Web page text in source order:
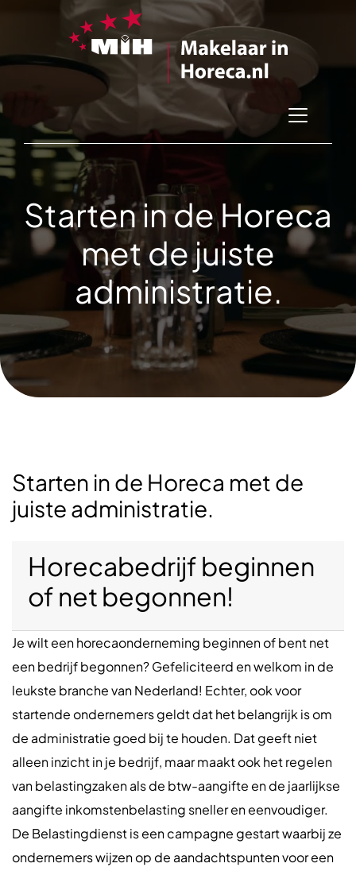
Starten in de Horeca
met de juiste
administratie.
Starten in de Horeca met de
juiste administratie.
Horecabedrijf beginnen
of net begonnen!
Je wilt een horecaonderneming beginnen of bent net
een bedrijf begonnen? Gefeliciteerd en welkom in de
leukste branche van Nederland! Echter, ook voor
startende ondernemers geldt dat het belangrijk is om
de administratie goed bij te houden. Dat geeft niet
alleen inzicht in je bedrijf, maar maakt ook het regelen
van belastingzaken als de btw-aangifte en de jaarlijkse
aangifte inkomstenbelasting sneller en eenvoudiger.
De Belastingdienst is een campagne gestart waarbij ze
ondernemers wijzen op de aandachtspunten voor een